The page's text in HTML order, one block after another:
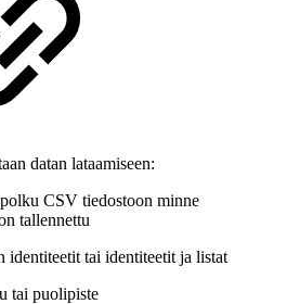
datan lataamiseen:
CSV tiedostoon minne
tallennettu
identiteetit tai identiteetit ja listat
tai puolipiste